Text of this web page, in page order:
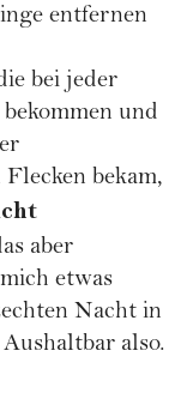
entfernen
bei jeder
und
bekam,
aber
etwas
Nacht in
also.